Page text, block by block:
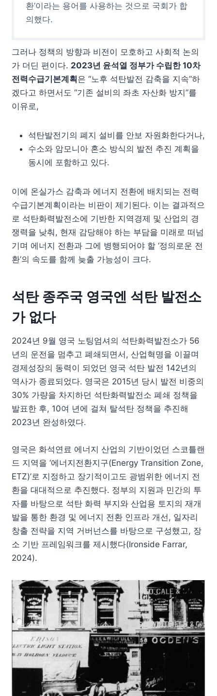
환’이라는 용어를 사용하는 것으로 국회가 합
의했다.
그러나 정책의 방향과 비전이 모호하고 사회적 논의
가 더딘 편이다. 2023년 윤석열 정부가 수립한 10차
전력수급기본계획은 “노후 석탄발전 감축을 지속”하
겠다고 하면서도 “기존 설비의 좌초 자산화 방지”를
이유로,
석탄발전기의 폐지 설비를 안보 자원화한다거나,
수소와 암모니아 혼소 방식의 발전 추진 계획을
동시에 포함하고 있다.
이에 온실가스 감축과 에너지 전환에 배치되는 전력
수급기본계획이라는 비판이 제기된다. 이는 결과적으
로 석탄화력발전소에 기반한 지역경제 및 산업의 경
쟁력을 낮춰, 현재 감당해야 하는 부담을 미래로 떠넘
기며 에너지 전환과 그에 병행되어야 할 ‘정의로운 전
환’의 속도를 함께 늦출 가능성이 크다.
석탄 종주국 영국엔 석탄 발전소
가 없다
2024년 9월 영국 노팅엄셔의 석탄화력발전소가 56
년의 운전을 멈추고 폐쇄되면서, 산업혁명을 이끌며
경제성장의 동력이 되었던 영국 석탄 발전 142년의
역사가 종료되었다. 영국은 2015년 당시 발전 비중의
30% 가량을 차지하던 석탄화력발전소 폐쇄 정책을
발표한 후, 10여 년에 걸쳐 탈석탄 정책을 추진해
2023년 완성하였다.
영국은 화석연료 에너지 산업의 기반이었던 스코틀랜
드 지역을 ‘에너지전환지구(Energy Transition Zone,
ETZ)’로 지정하고 장기적이고도 광범위한 에너지 전
환을 대대적으로 추진했다. 정부의 지원과 민간의 투
자를 바탕으로 석탄 화력 부지와 산업용 토지의 재개
발을 통한 환경 및 에너지 전환 인프라 개선, 일자리
창출 전략을 지역 거버넌스를 바탕으로 구성했고, 장
소 기반 프레임워크를 제시했다(Ironside Farrar,
2024).